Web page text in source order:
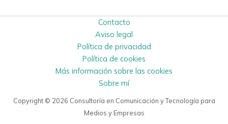
Contacto
Aviso legal
Política de privacidad
Política de cookies
Más información sobre las cookies
Sobre mí
Copyright © 2026 Consultoría en Comunicación y Tecnología para
Medios y Empresas